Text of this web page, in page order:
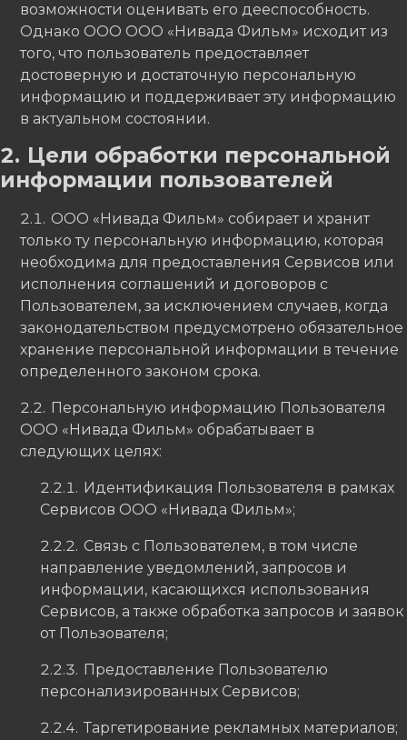
возможности оценивать его дееспособность.
Однако ООО ООО «Нивада Фильм» исходит из
того, что пользователь предоставляет
достоверную и достаточную персональную
информацию и поддерживает эту информацию
в актуальном состоянии.
Цели обработки персональной
информации пользователей
ООО «Нивада Фильм» собирает и хранит
только ту персональную информацию, которая
необходима для предоставления Сервисов или
исполнения соглашений и договоров с
Пользователем, за исключением случаев, когда
законодательством предусмотрено обязательное
хранение персональной информации в течение
определенного законом срока.
Персональную информацию Пользователя
ООО «Нивада Фильм» обрабатывает в
следующих целях:
Идентификация Пользователя в рамках
Сервисов ООО «Нивада Фильм»;
Связь с Пользователем, в том числе
направление уведомлений, запросов и
информации, касающихся использования
Сервисов, а также обработка запросов и заявок
от Пользователя;
Предоставление Пользователю
персонализированных Сервисов;
Таргетирование рекламных материалов;